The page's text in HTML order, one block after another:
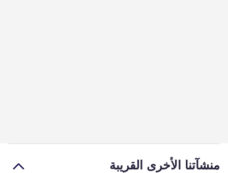
منشآتنا الأخرى القريبة